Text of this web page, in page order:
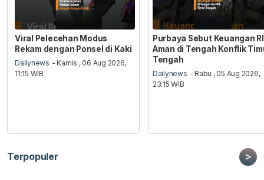
Viral Pelecehan Modus
Rekam dengan Ponsel di Kaki
Dailynews - Kamis , 06 Aug 2026,
11:15 WIB
Purbaya Sebut Keuangan RI
Aman di Tengah Konflik
Tengah
Dailynews - Rabu , 05 Aug 2026,
23:15 WIB
Terpopuler >